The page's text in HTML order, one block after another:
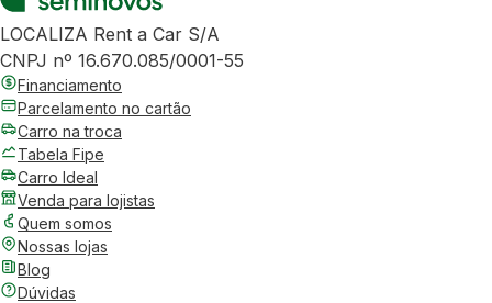
LOCALIZA Rent a Car S/A
CNPJ nº 16.670.085/0001-55
Financiamento
Parcelamento no cartão
Carro na troca
Tabela Fipe
Carro Ideal
Venda para lojistas
Quem somos
Nossas lojas
Blog
Dúvidas